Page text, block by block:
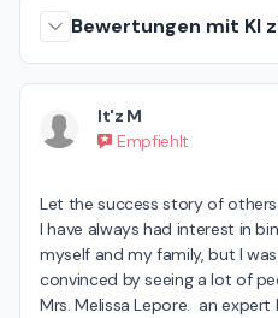
Bewertungen mit KI
It'z M
Empfiehlt
Let the success story of
I have always had interest in
myself and my family, but I
convinced by seeing a lot of
Mrs. Melissa Lepore.  an